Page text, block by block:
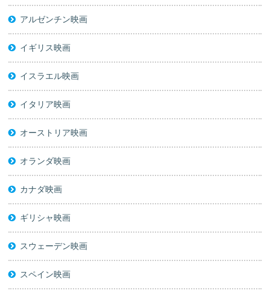
アルゼンチン映画
イギリス映画
イスラエル映画
イタリア映画
オーストリア映画
オランダ映画
カナダ映画
ギリシャ映画
スウェーデン映画
スペイン映画